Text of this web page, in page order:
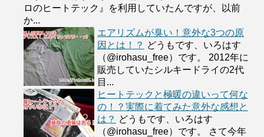
ロのヒートテック』を利用していたんですが、以前
か...
エアリズムが臭い！意外な3つの原
因とは！？ どうもです、いろはす
（@irohasu_free）です。 2012年に
販売していたシルキードライの2代
目...
ヒートテックと極暖の違いって何な
の！？実際に着てみた意外な感想と
は？ どうもです、いろはす
（@irohasu_free）です。 さて今年